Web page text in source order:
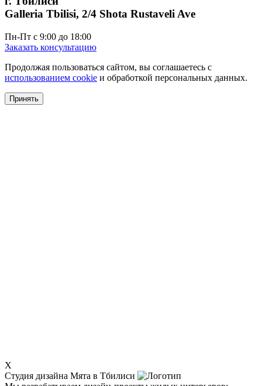
Galleria Tbilisi, 2/4 Shota Rustaveli Ave
Пн-Пт с 9:00 до 18:00
Заказать консультацию
Продолжая пользоваться сайтом, вы соглашаетесь с
использованием cookie и обработкой персональных данных.
Принять
X
Студия дизайна Мята в Тбилиси